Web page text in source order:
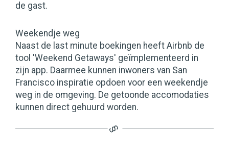
de gast.
Weekendje weg
Naast de last minute boekingen heeft Airbnb de
tool 'Weekend Getaways' geïmplementeerd in
zijn app. Daarmee kunnen inwoners van San
Francisco inspiratie opdoen voor een weekendje
weg in de omgeving. De getoonde accomodaties
kunnen direct gehuurd worden.